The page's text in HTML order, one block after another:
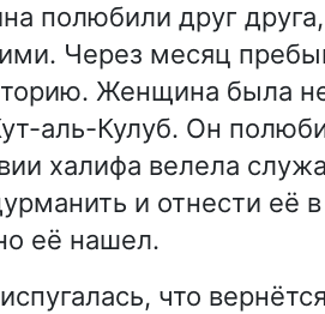
полюбили друг
Через месяц
Женщина была
аль-Кулуб. Он
халифа велела
и отнести её
её нашел.
что